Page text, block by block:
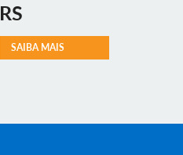
RS
SAIBA MAIS